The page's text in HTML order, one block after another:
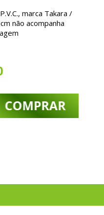
marca Takara /
não acompanha